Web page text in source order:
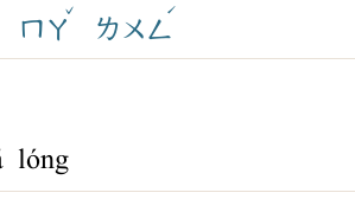
ㄇㄚ
ˇ
ㄌㄨㄥ
ˊ
lóng